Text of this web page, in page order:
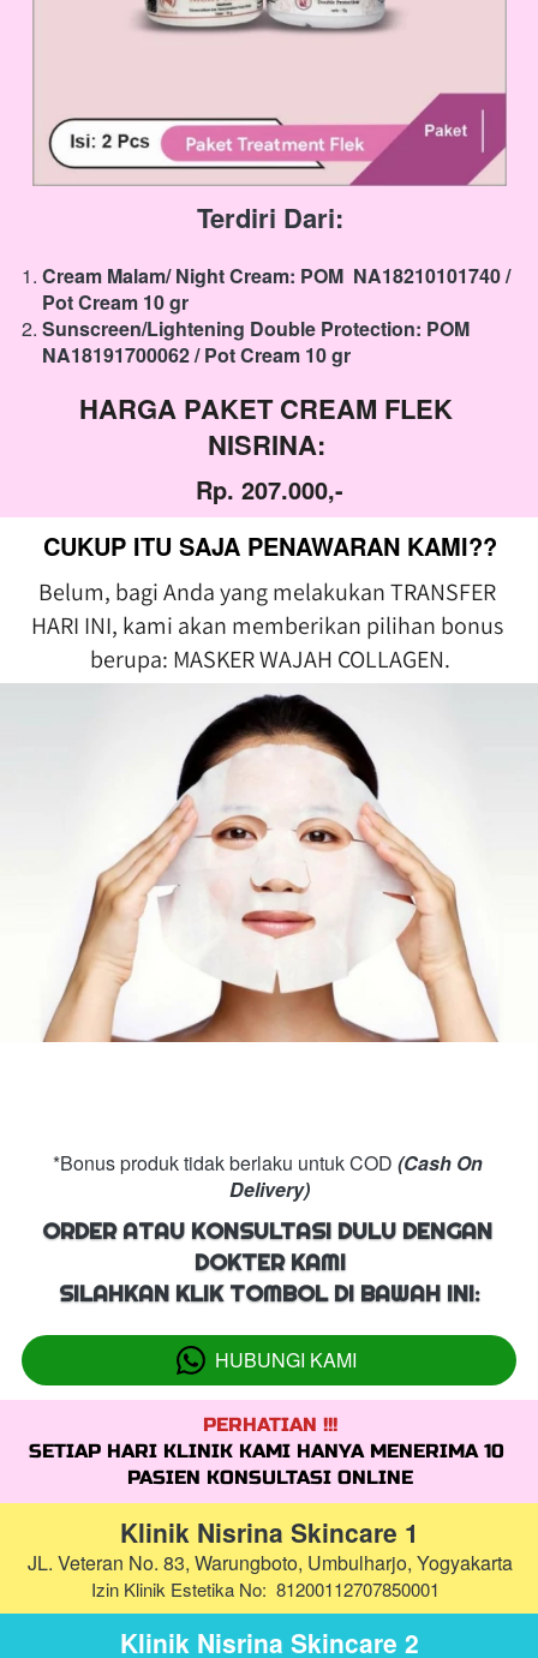
Terdiri Dari:
Cream Malam/ Night Cream: POM NA18210101740/
Pot Cream 10 gr
NA18191700062/ Pot Cream 10 gr
HARGA PAKET CREAM FLEK
NISRINA:
​Rp. 207.000,-
CUKUP ITU SAJA PENAWARAN KAMI??
Belum, bagi Anda yang melakukan TRANSFER
HARI INI, kami akan memberikan pilihan bonus
berupa: MASKER WAJAH COLLAGEN.
*Bonus produk tidak berlaku untuk COD (Cash On
Delivery)
ORDER ATAU KONSULTASI DULU DENGAN
DOKTER KAMI
SILAHKAN KLIK TOMBOL DI BAWAH INI:
` HUBUNGI KAMI
PERHATIAN !!!
SETIAP HARI KLINIK KAMI HANYA MENERIMA 10
PASIEN KONSULTASI ONLINE
Klinik Nisrina Skincare 1
JL. Veteran No. 83, Warungboto, Umbulharjo, Yogyakarta
Izin Klinik Estetika No:  81200112707850001
Klinik Nisrina Skincare 2